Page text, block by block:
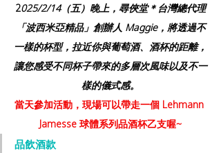
2025/2/14（五）晚上，尋俠堂＊台灣總代理
「波西米亞精品」創辦人 Maggie，將透過不
一樣的杯型，拉近你與葡萄酒、酒杯的距離，
讓您感受不同杯子帶來的多層次風味以及不一
樣的儀式感。
當天參加活動，現場可以帶走一個 Lehmann
Jamesse 球體系列品酒杯乙支喔~
品飲酒款